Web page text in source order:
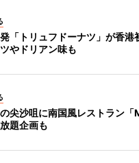
「トリュフドーナツ」が香
やドリアン味も
尖沙咀に南国風レストラン
題企画も